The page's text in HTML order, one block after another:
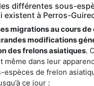
différentes sous-
existent à Perros-
migrations au cours de
modifications
des frelons asiatiques.
même dans leur
espèces de frelon
ce jour :